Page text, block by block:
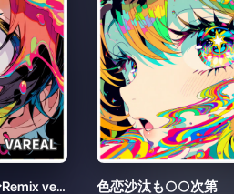
色恋沙汰も○○次第〜Remix version〜 色恋沙汰も○○次第
2026